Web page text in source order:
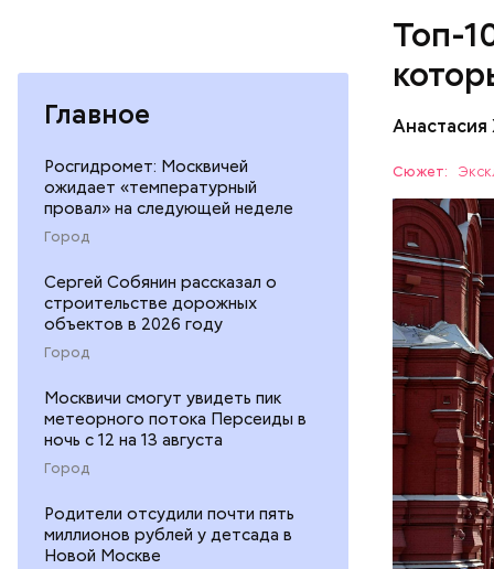
Главное
Росгидромет: Москвичей
ожидает «температурный
провал» на следующей неделе
Город
Сергей Собянин рассказал о
строительстве дорожных
объектов в 2026 году
Город
Москвичи смогут увидеть пик
метеорного потока Персеиды в
ночь с 12 на 13 августа
Город
Родители отсудили почти пять
миллионов рублей у детсада в
Новой Москве
Топ-
Сюжет:
Красная
столицы.
чтобы
России. С
году
в состав
ОТДЫХ
очередь.